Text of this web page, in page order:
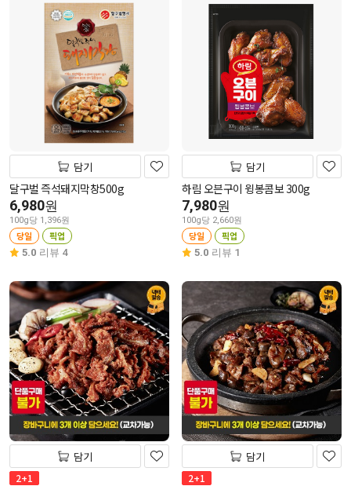
담기
달구벌 즉석돼지막창500g
6,980원
100g당 1,396원
당일 픽업
5.0 리뷰 4
담기
하림 오븐구이 윙봉콤보 300g
7,980원
100g당 2,660원
당일 픽업
5.0 리뷰 1
담기
2+1
담기
2+1